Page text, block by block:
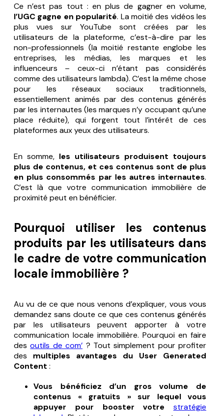
Ce n’est pas tout : en plus de gagner en volume,
l’UGC gagne en popularité. La moitié des vidéos les
plus vues sur YouTube sont créées par les
utilisateurs de la plateforme, c’est-à-dire par les
non-professionnels (la moitié restante englobe les
entreprises, les médias, les marques et les
influenceurs – ceux-ci n’étant pas considérés
comme des utilisateurs lambda). C’est la même chose
pour les réseaux sociaux traditionnels,
essentiellement animés par des contenus générés
par les internautes (les marques n’y occupant qu’une
place réduite), qui forgent tout l’intérêt de ces
plateformes aux yeux des utilisateurs.
En somme, les utilisateurs produisent toujours
plus de contenus, et ces contenus sont de plus
en plus consommés par les autres internautes.
C’est là que votre communication immobilière de
proximité peut en bénéficier.
Pourquoi utiliser les contenus
produits par les utilisateurs dans
le cadre de votre communication
locale immobilière ?
Au vu de ce que nous venons d’expliquer, vous vous
demandez sans doute ce que ces contenus générés
par les utilisateurs peuvent apporter à votre
communication locale immobilière. Pourquoi en faire
desoutils de com’ ? Tout simplement pour profiter
des multiples avantages du User Generated
Content :
Vous bénéficiez d’un gros volume de
contenus « gratuits » sur lequel vous
appuyer pour booster votre stratégie